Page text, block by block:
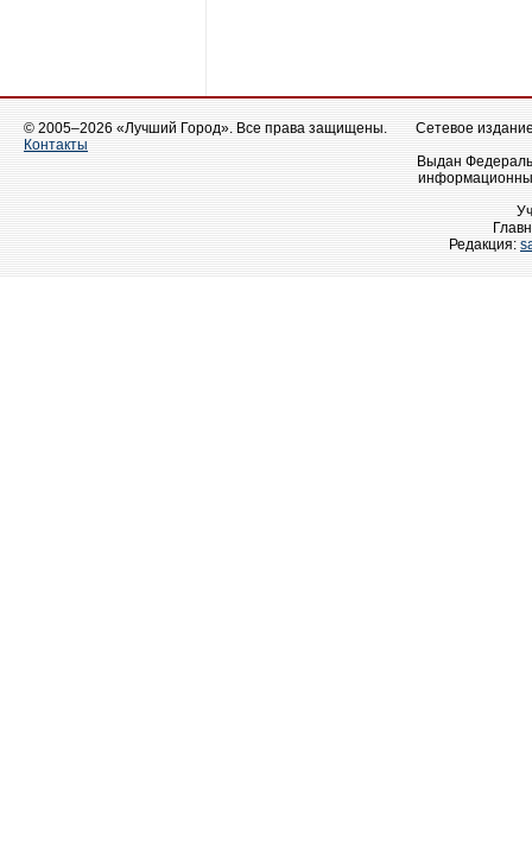
© 2005–2026 «Лучший Город». Все права защищены.
Контакты
Сетевое
Выдан
Редакция: